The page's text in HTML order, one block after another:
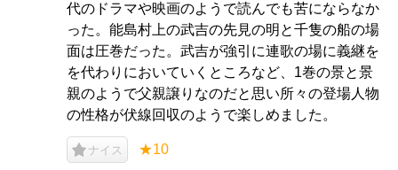
代のドラマや映画のようで読んでも苦にならなか
った。能島村上の武吉の先見の明と千隻の船の場
面は圧巻だった。武吉が強引に連歌の場に義継を
を代わりにおいていくところなど、1巻の景と景
親のようで父親譲りなのだと思い所々の登場人物
の性格が伏線回収のようで楽しめました。
ナイス ★10